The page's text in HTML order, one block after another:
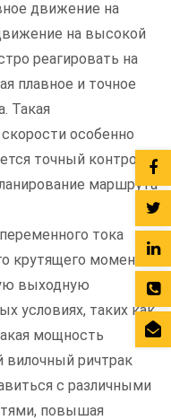
движение на
на высокой
реагировать на
плавное и точное
Такая
особенно
точный контроль
маршрута
тока
крутящего момента
выходную
условиях, таких как
мощность
вилочный ричтрак
с различными
повышая